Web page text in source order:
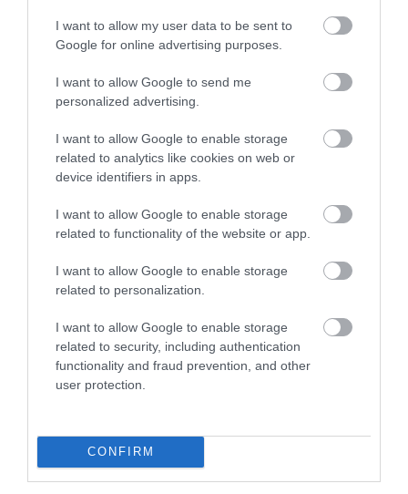
I want to allow my user data to be sent to
Google for online advertising purposes.
I want to allow Google to send me
personalized advertising.
I want to allow Google to enable storage
related to analytics like cookies on web or
device identifiers in apps.
I want to allow Google to enable storage
related to functionality of the website or app.
I want to allow Google to enable storage
related to personalization.
I want to allow Google to enable storage
related to security, including authentication
functionality and fraud prevention, and other
user protection.
CONFIRM
Ma más a zaj. Nagy a szórás, nagy a
felhozatal. De a stend up nálunk kényelmesen
kiosztotta az ülőhelyeket. (Ez majd egy másik
Más a félelem is. Több képernyő, több
komment, több gyors vélemény, kevesebb
közös csend. Ám Hofi felvételei még sem
porosodnak olyan gyorsan, mint kellene. Az
ember elindítja, és észreveszi, hogy a tekintete
még mindig átjön. Nem azért, mert minden
poén ugyanúgy aktuális. Az aktualitás
elhasználódik. A pontos emberismeret
lassabban romlik. Hofi a magyar nevetést tette
közben róla is szó volt. Ez a kellemetlen rész.
És ettől marad élő.